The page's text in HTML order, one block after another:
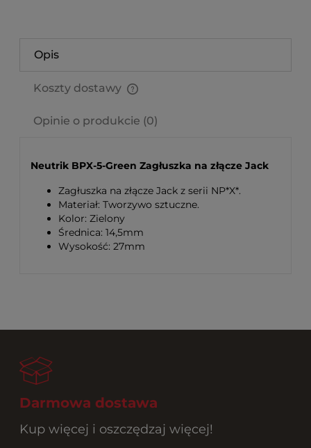
Opis
Koszty dostawy
Opinie o produkcie (0)
Neutrik BPX-5-Green Zagłuszka na złącze Jack
Zagłuszka na złącze Jack z serii NP*X*.
Materiał: Tworzywo sztuczne.
Kolor: Zielony
Średnica: 14,5mm
Wysokość: 27mm
Darmowa dostawa
Kup więcej i oszczędzaj więcej!